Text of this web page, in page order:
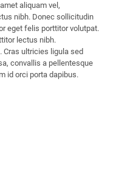
aliquam vel,
nibh. Donec sollicitudin
eget felis porttitor volutpat.
lectus nibh.
Cras ultricies ligula sed
convallis a pellentesque
id orci porta dapibus.